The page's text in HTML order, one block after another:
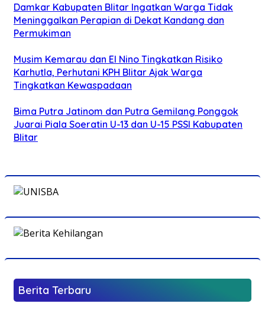
Damkar Kabupaten Blitar Ingatkan Warga Tidak
Meninggalkan Perapian di Dekat Kandang dan
Permukiman
Musim Kemarau dan El Nino Tingkatkan Risiko
Karhutla, Perhutani KPH Blitar Ajak Warga
Tingkatkan Kewaspadaan
Bima Putra Jatinom dan Putra Gemilang Ponggok
Juarai Piala Soeratin U-13 dan U-15 PSSI Kabupaten
Blitar
Berita Terbaru